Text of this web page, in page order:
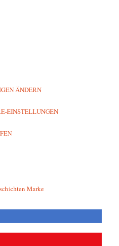
ÄNDERN
EINSTELLUNGEN